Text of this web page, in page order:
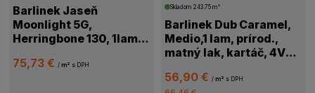
Barlinek Jaseň
Moonlight 5G,
Herringbone 130, 1lam,
mikro, 1WC000018
75,73 €/ m² s DPH
Skladom 243.75 m²
Barlinek Dub Caramel,
Medio,1 lam, prírod.,
matný lak, kartáč, 4V
56,90 € / m² s DPH